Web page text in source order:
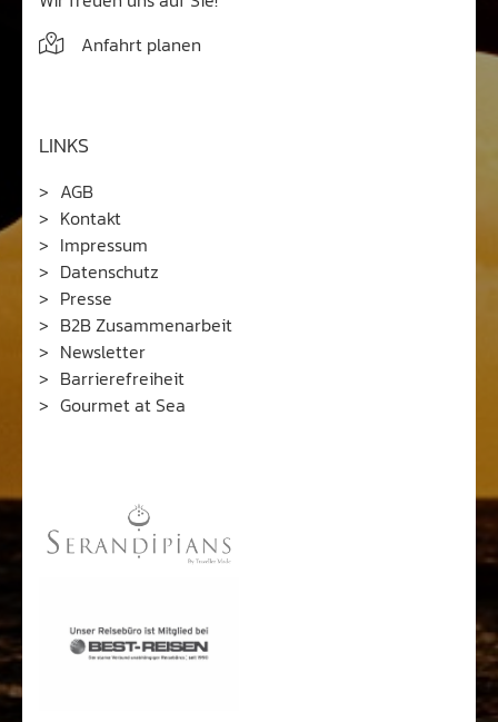
Anfahrt planen
LINKS
AGB
Kontakt
Impressum
Datenschutz
Presse
B2B Zusammenarbeit
Newsletter
Barrierefreiheit
Gourmet at Sea